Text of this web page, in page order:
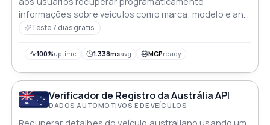
informações sobre veículos como marca, modelo e ano
a partir de um determinado Número de Identificação
Essa API pode ser usada por empresas automotivas,
precisam verificar e validar informações sobre veículos
Teste 7 dias gratis
100%uptime 1.338msavg MCPready
Verificador de Registro da Austrália API
DADOS AUTOMOTIVOS E DE VEÍCULOS